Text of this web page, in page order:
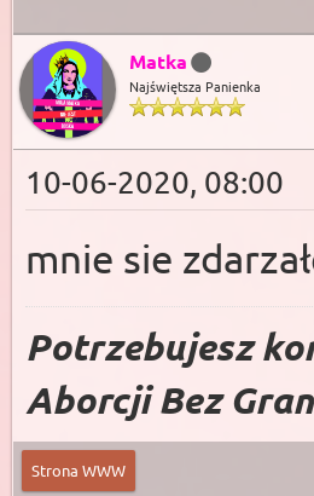
Matka
Najświętsza Panienka
10-06-2020, 08:00
mnie sie
Potrzebujesz
Aborcji Bez
Strona WWW